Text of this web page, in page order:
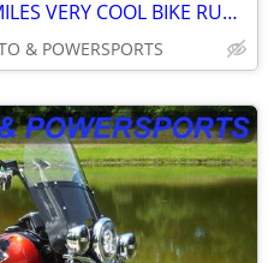
2022 YAMAHA XSR900 11K MILES VERY COOL BIKE RUNS EXCELLENT NICE SHAPE
& POWERSPORTS